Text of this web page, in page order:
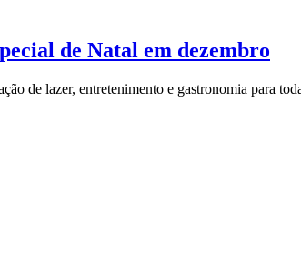
de Natal em dezembro
de lazer, entretenimento e gastronomia para